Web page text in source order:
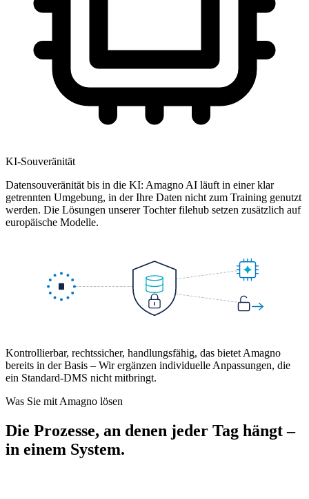
KI-Souveränität
Datensouveränität bis in die KI: Amagno AI läuft in einer klar
getrennten Umgebung, in der Ihre Daten nicht zum Training genutzt
werden. Die Lösungen unserer Tochter filehub setzen zusätzlich auf
europäische Modelle.
Kontrollierbar, rechtssicher, handlungsfähig, das bietet Amagno
bereits in der Basis – Wir ergänzen individuelle Anpassungen, die
ein Standard-DMS nicht mitbringt.
Was Sie mit Amagno lösen
Die Prozesse, an denen jeder Tag hängt –
in einem System.